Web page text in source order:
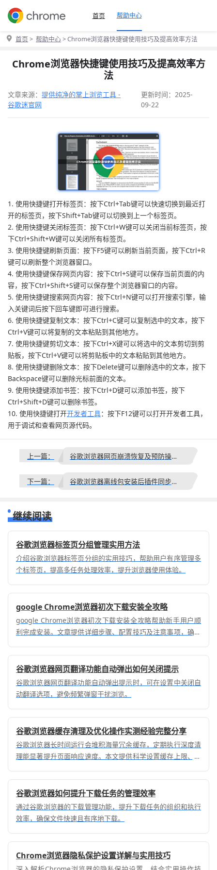
首页 帮助中心
首页 > 帮助中心> Chrome浏览器快捷键使用技巧及提高效率方法
Chrome浏览器快捷键使用技巧及提高效率方
法
文章来源： 提供纯净的掌上浏览工具 -
谷歌迷官网
更新时间：2025-
09-22
1. 使用快捷键打开标签页：按下Ctrl+Tab键可以快速切换到最近打
开的标签页，按下Shift+Tab键可以切换到上一个标签页。
2. 使用快捷键关闭标签页：按下Ctrl+W键可以关闭当前标签页，按
下Ctrl+Shift+W键可以关闭所有标签页。
3. 使用快捷键刷新页面：按下F5键可以刷新当前页面，按下Ctrl+R
键可以刷新整个浏览器窗口。
4. 使用快捷键保存网页内容：按下Ctrl+S键可以保存当前页面的内
容，按下Ctrl+Shift+S键可以保存整个浏览器窗口的内容。
5. 使用快捷键搜索网页内容：按下Ctrl+N键可以打开搜索引擎，输
入关键词后按下回车键即可进行搜索。
6. 使用快捷键复制文本：按下Ctrl+C键可以复制选中的文本，按下
Ctrl+V键可以将复制的文本粘贴到其他地方。
7. 使用快捷键剪切文本：按下Ctrl+X键可以将选中的文本剪切到剪
贴板，按下Ctrl+V键可以将剪贴板中的文本粘贴到其他地方。
8. 使用快捷键删除文本：按下Delete键可以删除选中的文本，按下
Backspace键可以删除光标前面的文本。
9. 使用快捷键添加书签：按下Ctrl+D键可以添加书签，按下
Ctrl+Shift+D键可以删除书签。
10. 使用快捷键打开开发者工具：按下F12键可以打开开发者工具，
用于调试和查看网页源代码。
上一篇： 谷歌浏览器网页崩溃恢复及预防操作详解
下一篇： 谷歌浏览器离线包安装后插件同步技巧
继续阅读
谷歌浏览器标签页分组管理实用方法
介绍谷歌浏览器标签页分组的实用技巧，帮助用户有序管理多
个标签页，提高多任务处理效率，提升浏览器使用体验。
google Chrome浏览器初次下载安装全攻略
google Chrome浏览器初次下载安装全攻略帮助新手用户顺
利完成安装。文章提供详细步骤、配置技巧及注意事项，确保
谷歌浏览器网页翻译功能自动弹出如何关闭提示
谷歌浏览器网页翻译功能自动弹出提示时，可在设置中关闭自
动翻译选项，避免频繁弹窗干扰浏览。
谷歌浏览器缓存清理及优化操作实测经验完整分享
谷歌浏览器长时间运行会堆积海量冗余缓存，定期执行深度清
理能显著提升页面响应速度。本文提供科学设置缓存上限、清
节省本地存储空间的同时，保留流畅的网页首屏加载体验，修
复页面错误。
谷歌浏览器如何提升下载任务的管理效率
通过谷歌浏览器的下载管理功能，提升下载任务的组织和执行
效率，确保文件快速且有序地下载。
Chrome浏览器隐私保护设置详解与实用技巧